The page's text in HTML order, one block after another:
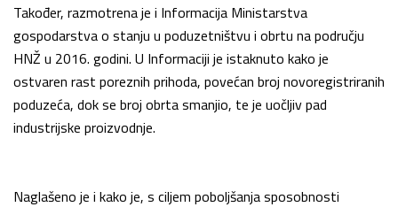
Također, razmotrena je i Informacija Ministarstva
gospodarstva o stanju u poduzetništvu i obrtu na području
HNŽ u 2016. godini. U Informaciji je istaknuto kako je
ostvaren rast poreznih prihoda, povećan broj novoregistriranih
poduzeća, dok se broj obrta smanjio, te je uočljiv pad
industrijske proizvodnje.
Naglašeno je i kako je, s ciljem poboljšanja sposobnosti